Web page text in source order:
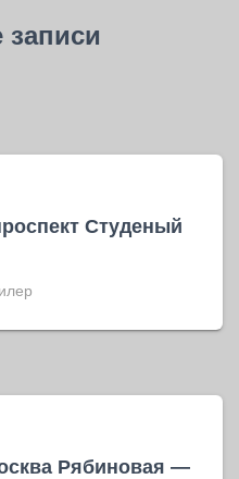
записи
Студеный
Рябиновая —